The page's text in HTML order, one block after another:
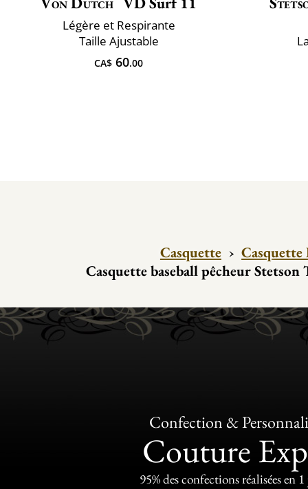
Légère et Respirante
Taille Ajustable
CA$ 60.00
Casquette › Casquette
Casquette baseball pêcheur
Confection &
Couture
95% des confections réalisées en